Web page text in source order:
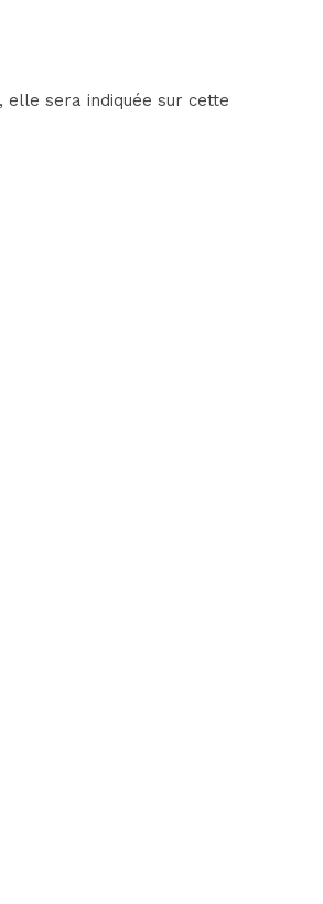
elle sera indiquée sur cette